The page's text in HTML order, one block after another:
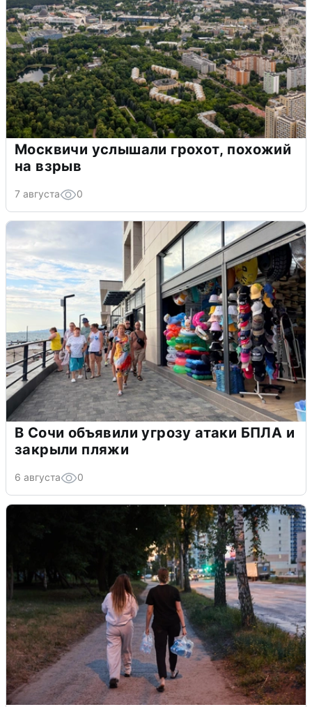
Москвичи услышали грохот, похожий
на взрыв
7 августа 0
В Сочи объявили угрозу атаки БПЛА и
закрыли пляжи
6 августа 0